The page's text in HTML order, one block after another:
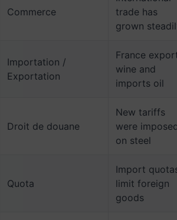
Commerce
trade has
grown
Importation /
Exportation
France
wine and
imports oil
Droit de douane
New tariffs
were
on steel
Quota
Import
limit foreign
goods